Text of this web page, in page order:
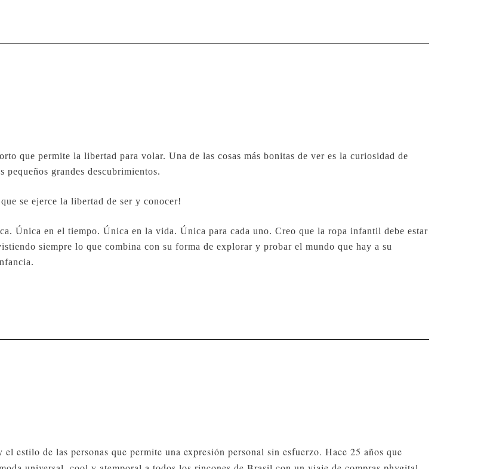
que permite la libertad para volar. Una de las cosas más bonitas de ver es la curiosidad de
grandes descubrimientos.
se ejerce la libertad de ser y conocer!
Única en el tiempo. Única en la vida. Única para cada uno. Creo que la ropa infantil debe estar
siempre lo que combina con su forma de explorar y probar el mundo que hay a su
estilo de las personas que permite una expresión personal sin esfuerzo. Hace 25 años que